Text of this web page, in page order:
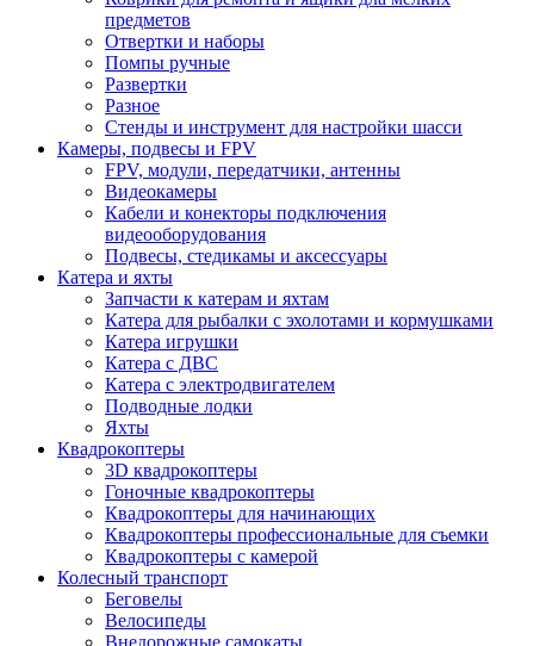
предметов
Отвертки и наборы
Помпы ручные
Развертки
Разное
Стенды и инструмент для настройки шасси
Камеры, подвесы и FPV
FPV, модули, передатчики, антенны
Видеокамеры
Кабели и конекторы подключения
видеооборудования
Подвесы, стедикамы и аксессуары
Катера и яхты
Запчасти к катерам и яхтам
Катера для рыбалки с эхолотами и кормушками
Катера игрушки
Катера с ДВС
Катера с электродвигателем
Подводные лодки
Яхты
Квадрокоптеры
3D квадрокоптеры
Гоночные квадрокоптеры
Квадрокоптеры для начинающих
Квадрокоптеры профессиональные для съемки
Квадрокоптеры с камерой
Колесный транспорт
Беговелы
Велосипеды
Внедорожные самокаты